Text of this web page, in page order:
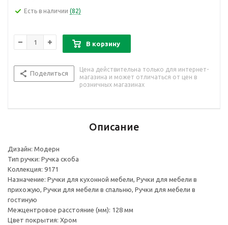
Есть в наличии (82)
В корзину
Поделиться
Цена действительна только для интернет-
магазина и может отличаться от цен в
розничных магазинах
Описание
Дизайн: Модерн
Тип ручки: Ручка скоба
Коллекция: 9171
Назначение: Ручки для кухонной мебели, Ручки для мебели в
прихожую, Ручки для мебели в спальню, Ручки для мебели в
гостиную
Межцентровое расстояние (мм): 128 мм
Цвет покрытия: Хром